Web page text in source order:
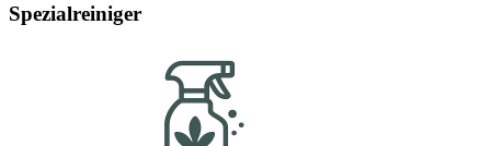
Spezialreiniger